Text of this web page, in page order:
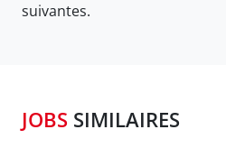
suivantes.
JOBS SIMILAIRES